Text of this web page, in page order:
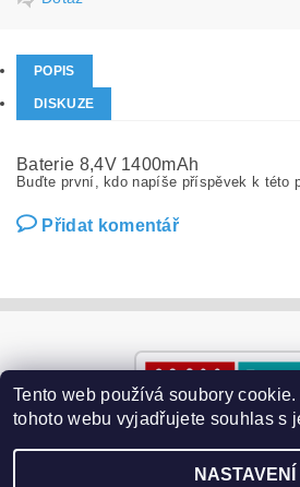
POPIS
DISKUZE
Baterie 8,4V 1400mAh
Buďte první, kdo napíše příspěvek k této
Přidat komentář
Tento web používá soubory
tohoto webu vyjadřujete souhlas s
NASTAVENÍ